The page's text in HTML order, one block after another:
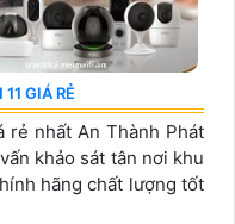
GIÁ RẺ
rẻ nhất An Thành Phát
khảo sát tân nơi khu
hãng chất lượng tốt